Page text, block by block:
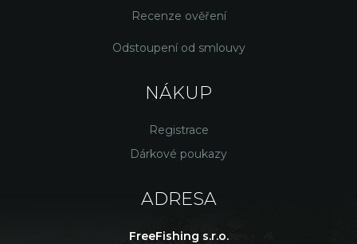
Recenze ověření
Odstoupení od smlouvy
NÁKUP
Registrace
Dárkové poukazy
ADRESA
FreeFishing s.r.o.